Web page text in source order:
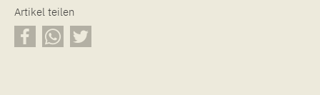
Artikel teilen